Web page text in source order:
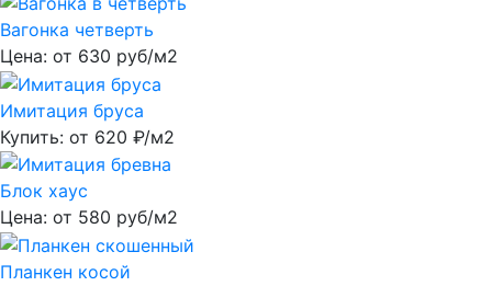
Вагонка четверть
Цена: от 630 руб/м2
Имитация бруса
Купить: от 620 ₽/м2
Блок хаус
Цена: от 580 руб/м2
Планкен косой